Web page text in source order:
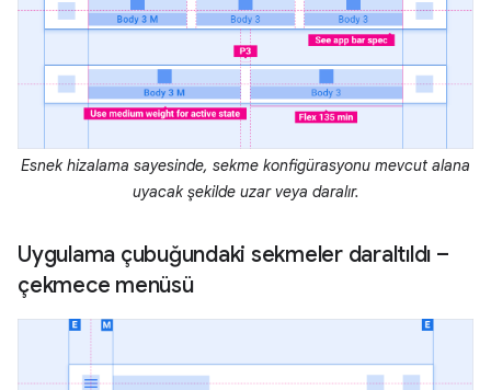
Esnek hizalama sayesinde, sekme konfigürasyonu mevcut alana
uyacak şekilde uzar veya daralır.
Uygulama çubuğundaki sekmeler daraltıldı –
çekmece menüsü